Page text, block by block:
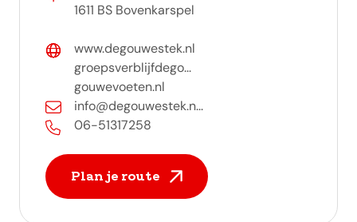
1611 BS Bovenkarspel
www.degouwestek.nl
groepsverblijfdego...
gouwevoeten.nl
info@degouwestek.n...
06-51317258
Plan je route